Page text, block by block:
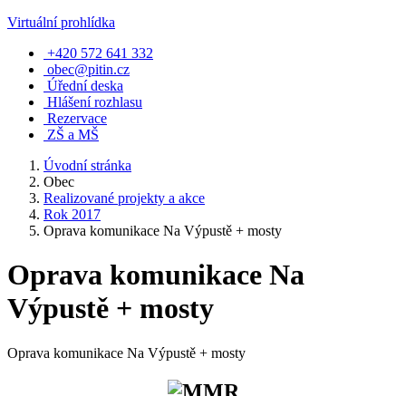
Virtuální prohlídka
+420 572 641 332
obec@pitin.cz
Úřední deska
Hlášení rozhlasu
Rezervace
ZŠ a MŠ
Úvodní stránka
Obec
Realizované projekty a akce
Rok 2017
Oprava komunikace Na Výpustě + mosty
Oprava komunikace Na
Výpustě + mosty
Oprava komunikace Na Výpustě + mosty